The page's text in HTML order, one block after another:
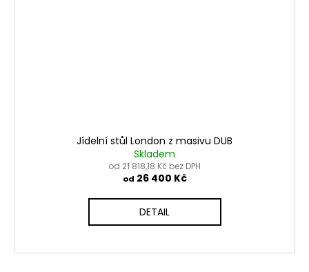
Jídelní stůl London z masivu DUB
Skladem
od 21 818,18 Kč bez DPH
od 26 400 Kč
DETAIL